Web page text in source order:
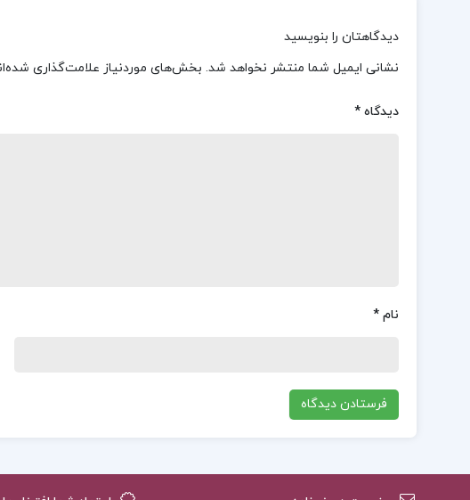
دیدگاهتان را بنویسید
نشانی ایمیل شما منتشر نخواهد شد. بخش‌های موردنیاز علامت‌گذاری
دیدگاه *
نام *